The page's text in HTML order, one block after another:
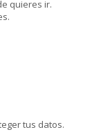
quieres ir.
tus datos.